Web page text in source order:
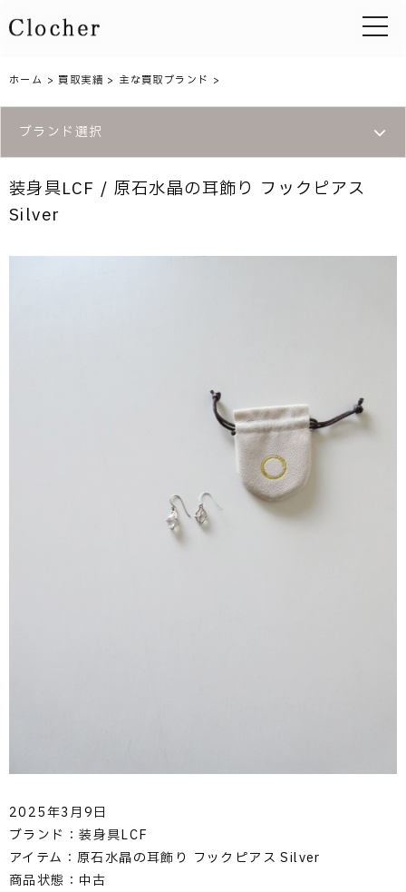
toggle
ホーム >買取実績 > 主な買取ブランド >
ブランド選択
装身具LCF / 原石水晶の耳飾り フックピアス
Silver
2025年3月9日
ブランド：装身具LCF
アイテム：原石水晶の耳飾り フックピアス Silver
商品状態：中古